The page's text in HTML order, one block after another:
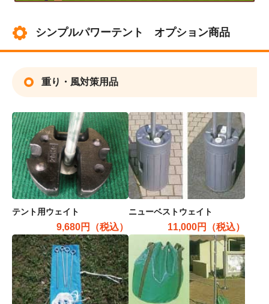
シンプルパワーテント オプション商品
重り・風対策用品
テント用ウェイト
9,680円（税込）
ニューベストウェイト
11,000円（税込）